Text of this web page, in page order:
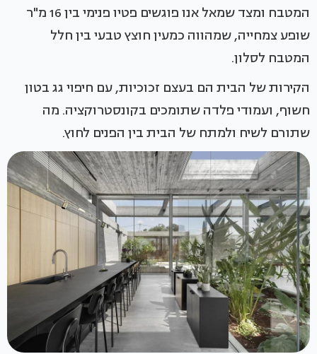
המטבח ומצד שמאל אנו פוגשים פטיו פנימי בין 16 מ"ר
שופע צמחייה, שמהווה כמעין חוצץ טבעי בין חלל
המטבח לסלון.
הקירות של הבית הם בעצם זכוכיות, עם חיפוי גג בטון
חשוף, ועמודי פלדה שתומכים בקונסטרוקציה. מה
שתורם לשיח ולמתח של הבית בין הפנים לחוץ.